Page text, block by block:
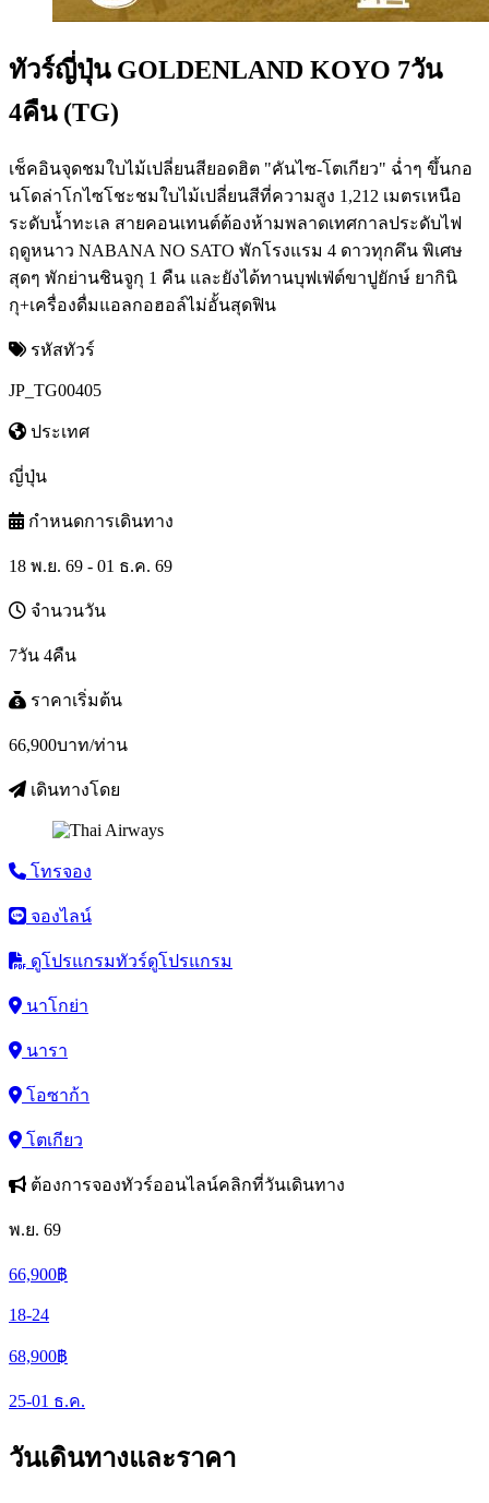
ทัวร์ญี่ปุ่น GOLDENLAND KOYO 7วัน
4คืน (TG)
เช็คอินจุดชมใบไม้เปลี่ยนสียอดฮิต "คันไซ-โตเกียว" ฉ่ำๆ ขึ้นกอ
นโดล่าโกไซโชะชมใบไม้เปลี่ยนสีที่ความสูง 1,212 เมตรเหนือ
ระดับน้ำทะเล สายคอนเทนต์ต้องห้ามพลาดเทศกาลประดับไฟ
ฤดูหนาว NABANA NO SATO พักโรงแรม 4 ดาวทุกคึน พิเศษ
สุดๆ พักย่านชินจูกุ 1 คืน และยังได้ทานบุฟเฟ่ต์ขาปูยักษ์ ยากินิ
กุ+เครื่องดื่มแอลกอฮอล์ไม่อั้นสุดฟิน
รหัสทัวร์
JP_TG00405
ประเทศ
ญี่ปุ่น
กำหนดการเดินทาง
18 พ.ย. 69 - 01 ธ.ค. 69
จำนวนวัน
7วัน 4คืน
ราคาเริ่มต้น
66,900บาท/ท่าน
เดินทางโดย
โทรจอง
จองไลน์
ดูโปรแกรมทัวร์ดูโปรแกรม
นาโกย่า
นารา
โอซาก้า
โตเกียว
ต้องการจองทัวร์ออนไลน์คลิกที่วันเดินทาง
พ.ย. 69
66,900฿
18-24
68,900฿
25-01 ธ.ค.
วันเดินทางและราคา